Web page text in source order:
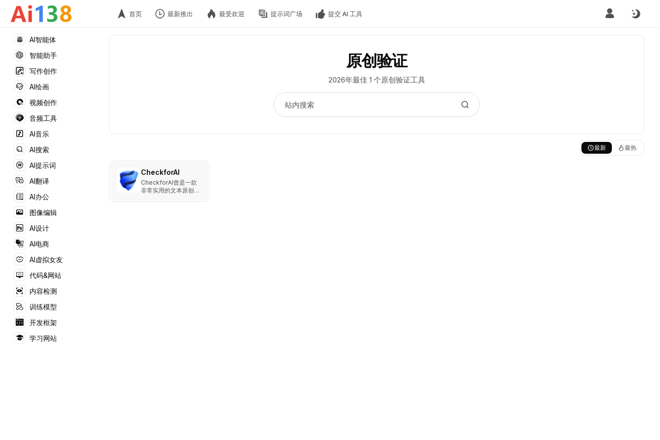
AI智能体
智能助手
写作创作
AI绘画
视频创作
音频工具
AI音乐
AI搜索
AI提示词
AI翻译
AI办公
图像编辑
AI设计
AI电商
AI虚拟女友
代码&网站
内容检测
训练模型
开发框架
学习网站
首页 最新推出 最受欢迎 提示词广场 提交 AI 工具
原创验证
2026年最佳 1 个原创验证工具
最新 最热
CheckforAI
CheckforAI曾是一款
非常实用的文本原创性